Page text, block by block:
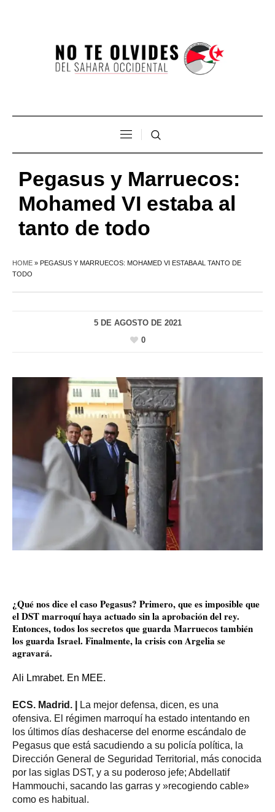
Pegasus y Marruecos:
Mohamed VI estaba al
tanto de todo
HOME » PEGASUS Y MARRUECOS: MOHAMED VI ESTABA AL TANTO DE
TODO
5 DE AGOSTO DE 2021
0
¿Qué nos dice el caso Pegasus? Primero, que es imposible que
el DST marroquí haya actuado sin la aprobación del rey.
Entonces, todos los secretos que guarda Marruecos también
los guarda Israel. Finalmente, la crisis con Argelia se
agravará.
Ali Lmrabet. En MEE.
ECS. Madrid. |
La mejor defensa, dicen, es una
ofensiva. El régimen marroquí ha estado intentando en
los últimos días deshacerse del enorme escándalo de
Pegasus que está sacudiendo a su policía política, la
Dirección General de Seguridad Territorial, más conocida
por las siglas DST, y a su poderoso jefe; Abdellatif
Hammouchi, sacando las garras y »recogiendo cable»
como es habitual.